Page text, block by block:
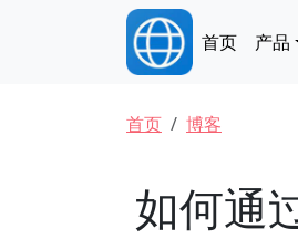
Main
首页 产品
面包屑
首页 博客
如何通